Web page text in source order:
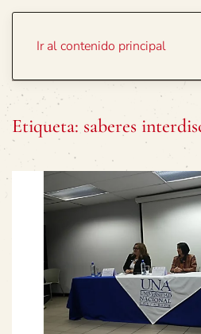
Ir al contenido principal
Etiqueta: saberes